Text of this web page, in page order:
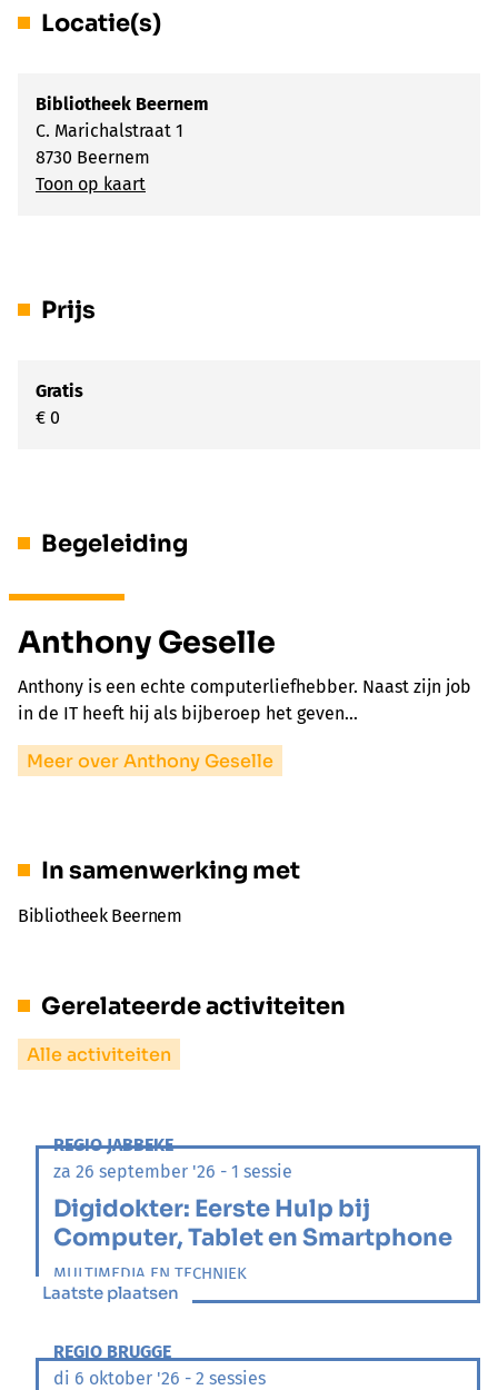
Locatie(s)
Bibliotheek Beernem
C. Marichalstraat 1
8730 Beernem
Toon op kaart
Prijs
Gratis
€ 0
Begeleiding
Anthony Geselle
Anthony is een echte computerliefhebber. Naast zijn job
in de IT heeft hij als bijberoep het geven…
Meer over Anthony Geselle
In samenwerking met
Bibliotheek Beernem
Gerelateerde activiteiten
Alle activiteiten
REGIO JABBEKE
za 26 september '26 - 1 sessie
Digidokter: Eerste Hulp bij
Computer, Tablet en Smartphone
MULTIMEDIA EN TECHNIEK
Laatste plaatsen
REGIO BRUGGE
di 6 oktober '26 - 2 sessies